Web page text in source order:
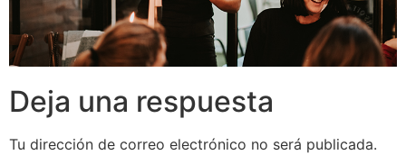
Deja una respuesta
Tu dirección de correo electrónico no será publicada.